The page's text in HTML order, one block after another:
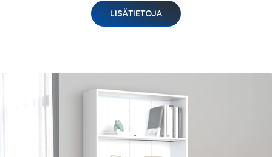
LISÄTIETOJA